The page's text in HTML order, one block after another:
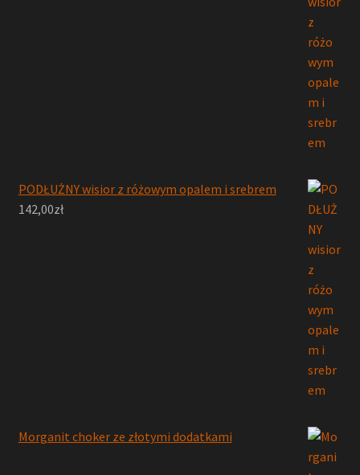
PODŁUŻNY wisior z różowym opalem i srebrem
142,00zł
Morganit choker ze złotymi dodatkami